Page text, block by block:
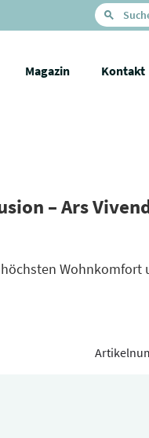
Magazin Kontakt
– Ars
Wohnkomfort